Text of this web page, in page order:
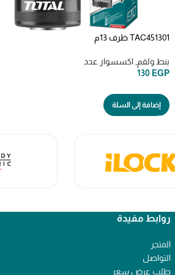
TAC451301 ظرف 13م
بنط ولقم اكسسوار عدد
130 EGP
إضافة إلى السلة
روابط مفيدة
المتجر
التواصل
طلب عرض سعر